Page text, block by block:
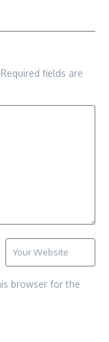
Required fields are
browser for the